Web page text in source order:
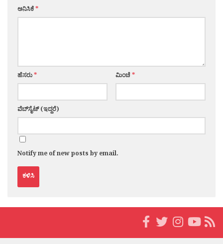
ಅನಿಸಿಕೆ*
ಹೆಸರು* ಮಿಂಚೆ*
ವೆಬ್‌ಸೈಟ್ (ಇದ್ದರೆ)
Notify me of new posts by email.